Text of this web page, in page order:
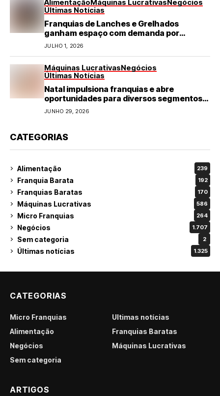
AlimentaçãoMáquinas LucrativasNegócios
Últimas Notícias
Franquias de Lanches e Grelhados
ganham espaço com demanda por
refeições rápidas e de qualidade
JULHO 1, 2026
Máquinas LucrativasNegócios
Últimas Notícias
Natal impulsiona franquias e abre
oportunidades para diversos segmentos
do varejo
JUNHO 29, 2026
CATEGORIAS
Alimentação 239
Franquia Barata 192
Franquias Baratas 170
Máquinas Lucrativas 586
Micro Franquias 264
Negócios 1.707
Sem categoria 2
Últimas notícias 1.325
CATEGORIAS
Micro Franquias
Últimas notícias
Alimentação
Franquias Baratas
Negócios
Máquinas Lucrativas
Sem categoria
ARTIGOS